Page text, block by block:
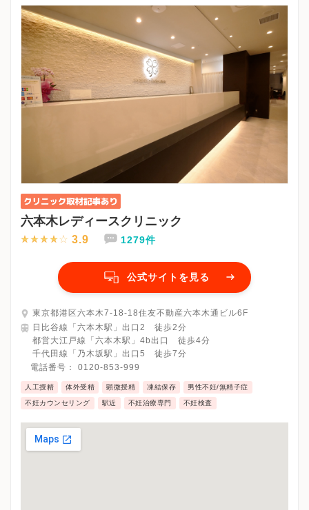
キーワードで絞る
不妊カウンセリング ブライダルチェック
不妊検査
タイミング療法
人工授精 体外受精
顕微授精
先進医療
男性不妊/無精子症
プラセンタ
不育症 子宮鏡検査 腹腔鏡手術
女医在籍
電子決済可
クレジットカード利用可
六本木レディースクリニック
3.9 1279件
公式サイトを見る
東京都港区六本木7-18-18住友不動産六本木通ビル6F
日比谷線「六本木駅」出口2 徒歩2分
都営大江戸線「六本木駅」4b出口 徒歩4分
千代田線「乃木坂駅」出口5 徒歩7分
電話番号： 0120-853-999
人工授精 体外受精 顕微授精 凍結保存 男性不妊/無精子症
不妊カウンセリング 駅近 不妊治療専門 不妊検査